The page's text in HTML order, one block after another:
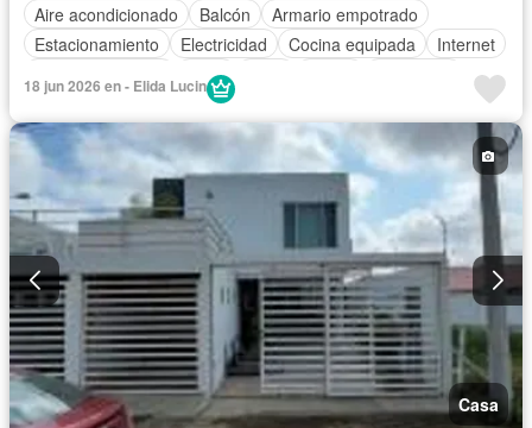
Aire acondicionado
Balcón
Armario empotrado
Estacionamiento
Electricidad Cocina equipada
Internet
Agua
Wifi
Completamente amoblado
18 jun 2026 en - Elida Lucin
Casa